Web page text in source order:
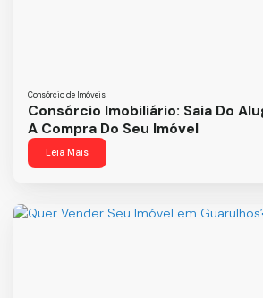
Consórcio de Imóveis
Consórcio Imobiliário: Saia Do
A Compra Do Seu Imóvel
Leia Mais